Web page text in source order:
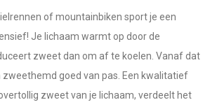
of mountainbiken sport je een
Je lichaam warmt op door de
zweet dan om af te koelen. Vanaf dat
goed van pas. Een kwalitatief
zweet van je lichaam, verdeelt het